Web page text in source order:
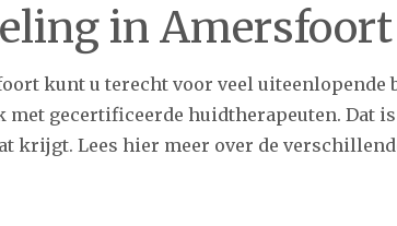
in Amersfoort
kunt u terecht voor veel uiteenlopende
gecertificeerde huidtherapeuten. Dat
krijgt. Lees hier meer over de